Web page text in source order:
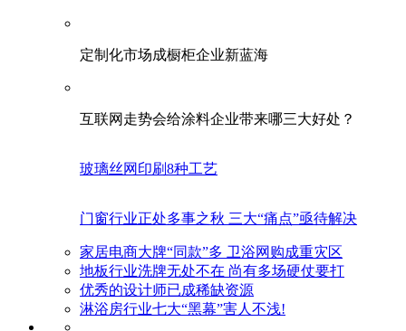
定制化市场成橱柜企业新蓝海
互联网走势会给涂料企业带来哪三大好处？
玻璃丝网印刷8种工艺
门窗行业正处多事之秋 三大“痛点”亟待解决
家居电商大牌“同款”多 卫浴网购成重灾区
地板行业洗牌无处不在 尚有多场硬仗要打
优秀的设计师已成稀缺资源
淋浴房行业七大“黑幕”害人不浅!